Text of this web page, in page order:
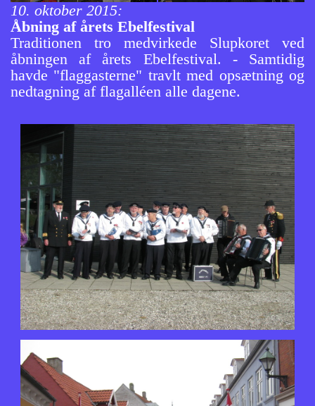
10. oktober 2015:
Åbning af årets Ebelfestival
Traditionen tro medvirkede Slupkoret ved
åbningen af årets Ebelfestival. - Samtidig
havde "flaggasterne" travlt med opsætning og
nedtagning af flagalléen alle dagene.